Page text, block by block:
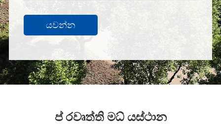
යවන්න
ප් රවෘත්ති මධ් යස්ථාන